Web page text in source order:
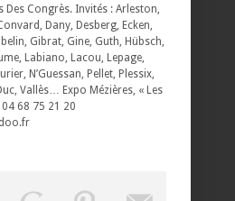
Des Congrès. Invités : Arleston,
Dany, Desberg, Ecken,
Gibrat, Gine, Guth, Hübsch,
Labiano, Lacou, Lepage,
N’Guessan, Pellet, Plessix,
Vallès… Expo Mézières, « Les
68 75 21 20